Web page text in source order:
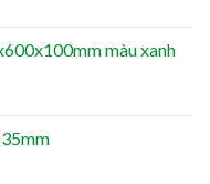
màu xanh